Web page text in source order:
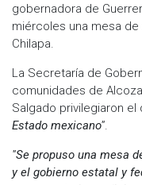
gobernadora de
miércoles una mesa
Chilapa.
La Secretaría de
comunidades de
Salgado privilegiaron
Estado mexicano".
"Se propuso una mesa
y el gobierno estatal y